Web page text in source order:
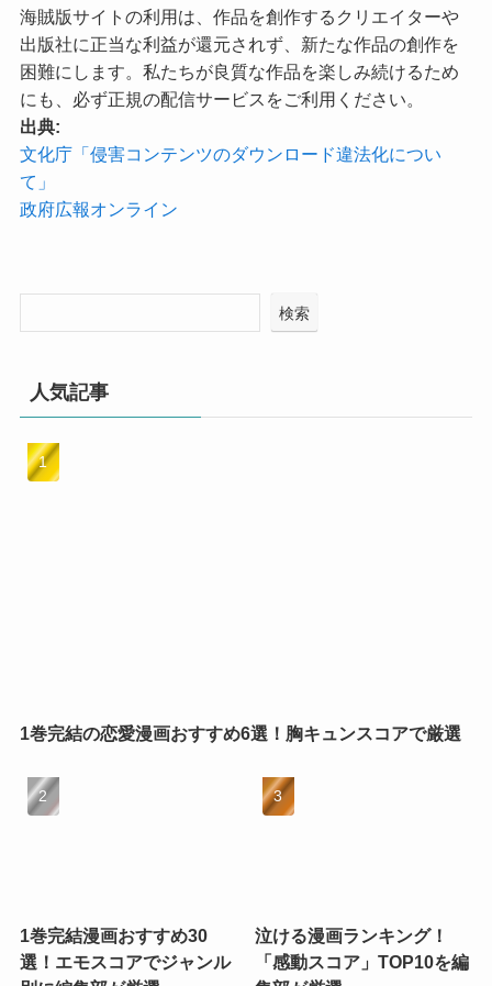
海賊版サイトの利用は、作品を創作するクリエイターや
出版社に正当な利益が還元されず、新たな作品の創作を
困難にします。私たちが良質な作品を楽しみ続けるため
にも、必ず正規の配信サービスをご利用ください。
出典:
文化庁「侵害コンテンツのダウンロード違法化につい
て」
政府広報オンライン
検索
人気記事
1巻完結の恋愛漫画おすすめ6選！胸キュンスコアで厳選
1巻完結漫画おすすめ30
選！エモスコアでジャンル
泣ける漫画ランキング！
「感動スコア」TOP10を編